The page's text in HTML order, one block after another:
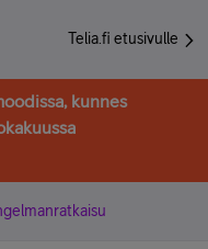
Telia.fi etusivulle
kunnes